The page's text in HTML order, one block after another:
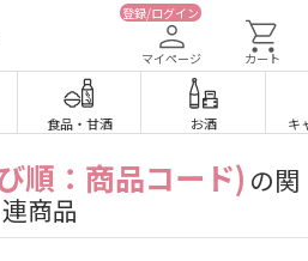
登録/ログイン
マイページ カート
食品・ 甘酒 お酒 キ
順：商品コード) の関
連商品